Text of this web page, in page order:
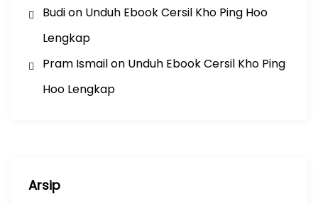
Budion Unduh Ebook Cersil Kho Ping Hoo
Lengkap
Pram Ismailon Unduh Ebook Cersil Kho Ping
Hoo Lengkap
Arsip